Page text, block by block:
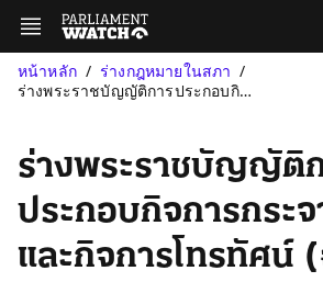
หน้าหลัก
ร่างกฎหมายในสภา
ร่างพระราชบัญญัติการประกอบกิจการกระจายเสียงและกิจการโทรทัศน์ (ฉบ...
ร่างพระราชบัญญัติ
ประกอบกิจการกระจ
และกิจการโทรทัศน์